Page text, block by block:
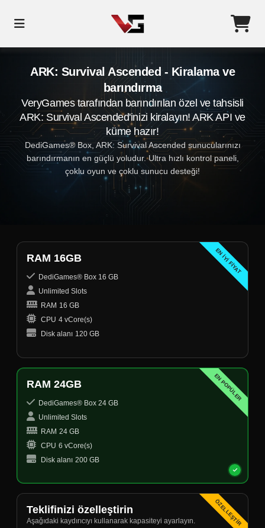
ARK: Survival Ascended - Kiralama ve
barındırma
VeryGames tarafından barındırılan özel ve tahsisli
ARK: Survival Ascended'inizi kiralayın! ARK API ve
küme hazır!
DediGames® Box, ARK: Survival Ascended sunucularınızı
barındırmanın en güçlü yoludur. Ultra hızlı kontrol paneli,
çoklu oyun ve çoklu sunucu desteği!
EN IYI FIYAT
RAM 16GB
DediGames® Box 16 GB
Unlimited Slots
RAM 16 GB
CPU 4 vCore(s)
Disk alanı 120 GB
EN POPÜLER
RAM 24GB
DediGames® Box 24 GB
Unlimited Slots
RAM 24 GB
CPU 6 vCore(s)
Disk alanı 200 GB
ÖZELLEŞTIR
Teklifinizi özelleştirin
Aşağıdaki kaydırıcıyı kullanarak kapasiteyi ayarlayın.